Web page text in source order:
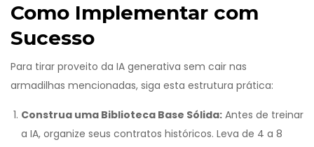
Como Implementar com
Sucesso
Para tirar proveito da IA generativa sem cair nas
armadilhas mencionadas, siga esta estrutura prática:
Construa uma Biblioteca Base Sólida: Antes de treinar
a IA, organize seus contratos históricos. Leva de 4 a 8